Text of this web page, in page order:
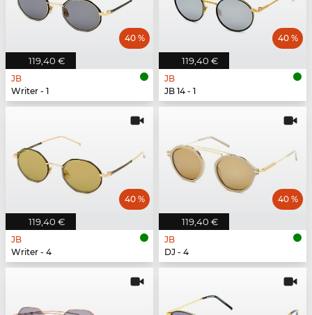
119,40 €
40 %
JB
Writer - 1
119,40 €
40 %
JB
JB 14 - 1
119,40 €
40 %
JB
Writer - 4
119,40 €
40 %
JB
DJ - 4